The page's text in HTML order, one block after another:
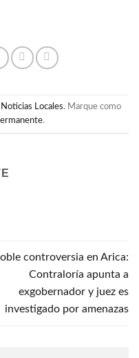
Noticias Locales. Marque como
.
controversia en Arica:
Contraloría apunta a
exgobernador y juez es
investigado por amenazas